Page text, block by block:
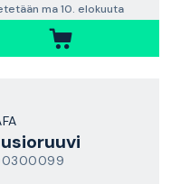
ma 10. elokuuta